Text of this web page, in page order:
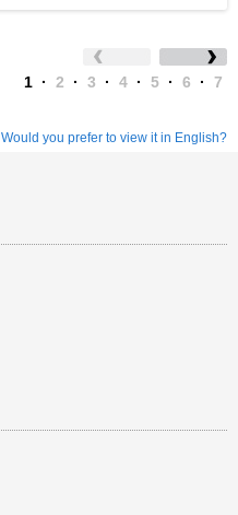
1 · 2 · 3 · 4 · 5 · 6 · 7
Would you prefer to view it in English?